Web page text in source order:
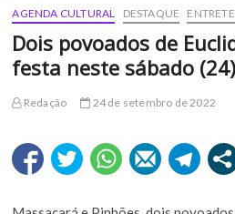
AGENDA CULTURAL DESTAQUE
Dois povoados de
festa neste sábado (24)
Redação 24 de setembro de 2022